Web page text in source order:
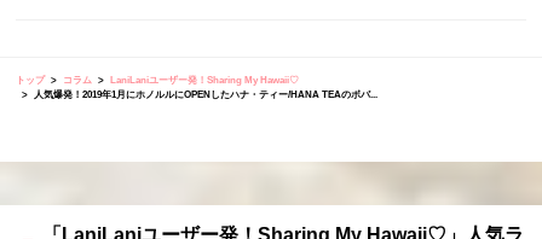
トップ コラム
LaniLaniユーザー発！Sharing My Hawaii♡
人気爆発！2019年1月にホノルルにOPENしたハナ・ティー/HANA TEAのボバ...
「LaniLaniユーザー発！Sharing My Hawaii♡」人気ラ